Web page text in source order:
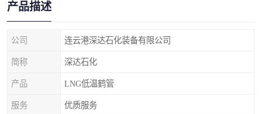
产品描述
公司 连云港深达石化装备有限公司
简称 深达石化
产品 LNG低温鹤管
服务 优质服务